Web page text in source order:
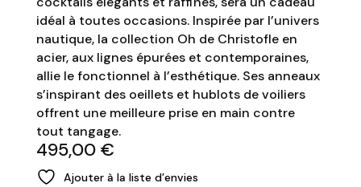
idéal à toutes occasions. Inspirée par l’univers
nautique, la collection Oh de Christofle en
acier, aux lignes épurées et contemporaines,
allie le fonctionnel à l’esthétique. Ses anneaux
s’inspirant des oeillets et hublots de voiliers
offrent une meilleure prise en main contre
tout tangage.
495,00 €
Ajouter à la liste d’envies